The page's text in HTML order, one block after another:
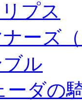
プス
ーズ
ル
ーダの